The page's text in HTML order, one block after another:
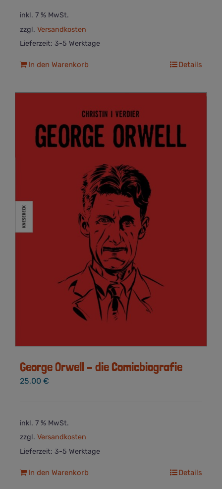
inkl. 7 % MwSt.
zzgl. Versandkosten
Lieferzeit: 3-5 Werktage
In den Warenkorb Details
George Orwell – die Comicbiografie
25,00 €
inkl. 7 % MwSt.
zzgl. Versandkosten
Lieferzeit: 3-5 Werktage
In den Warenkorb Details